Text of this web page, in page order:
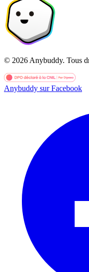
© 2026Anybuddy. Tous
Anybuddy sur Facebook